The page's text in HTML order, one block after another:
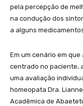
pela percepção de
na condução dos
a alguns
Em um cenário em
centrado no paciente,
uma avaliação
homeopata Dra.
Acadêmica de